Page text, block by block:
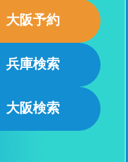
大阪予約
兵庫検索
大阪検索